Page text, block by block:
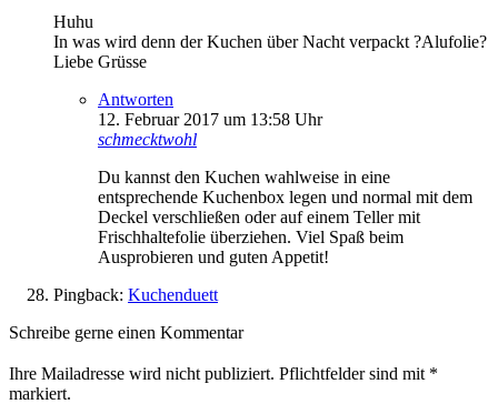
Huhu
In was wird denn der Kuchen über Nacht verpackt ?Alufolie?
Liebe Grüsse
Antworten
12. Februar 2017 um 13:58 Uhr
schmecktwohl
Du kannst den Kuchen wahlweise in eine
entsprechende Kuchenbox legen und normal mit dem
Deckel verschließen oder auf einem Teller mit
Frischhaltefolie überziehen. Viel Spaß beim
Ausprobieren und guten Appetit!
Pingback: Kuchenduett
Schreibe gerne einen Kommentar
Ihre Mailadresse wird nicht publiziert. Pflichtfelder sind mit *
markiert.